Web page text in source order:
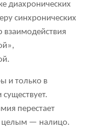
диахронических
синхронических
взаимодействия
и только в
существует.
перестает
целым — налицо.